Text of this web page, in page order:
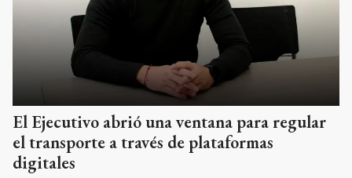
El Ejecutivo abrió una ventana para regular
el transporte a través de plataformas
digitales